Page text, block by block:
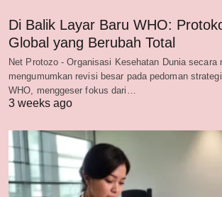
Di Balik Layar Baru WHO:
Global yang Berubah Total
Net Protozo - Organisasi Kesehatan Dunia secara
mengumumkan revisi besar pada pedoman
WHO, menggeser fokus dari…
3 weeks ago